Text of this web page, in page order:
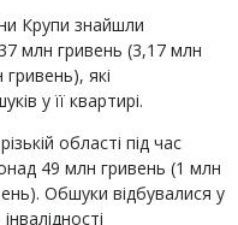
Крупи знайшли
млн гривень (3,17 млн
які
у її квартирі.
області під час
49 млн гривень (1 млн
Обшуки відбувалися у